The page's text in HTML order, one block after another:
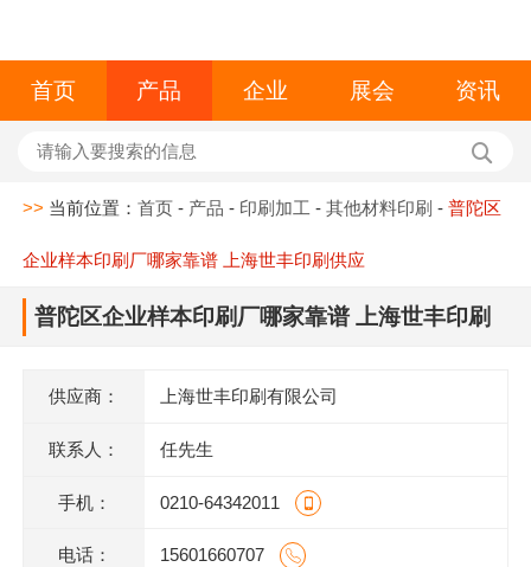
首页 产品 企业 展会 资讯
>> 当前位置：首页 - 产品 - 印刷加工 -其他材料印刷 -普陀区
企业样本印刷厂哪家靠谱 上海世丰印刷供应
普陀区企业样本印刷厂哪家靠谱 上海世丰印刷
供应商： 上海世丰印刷有限公司
联系人： 任先生
手机： 0210-64342011
电话： 15601660707